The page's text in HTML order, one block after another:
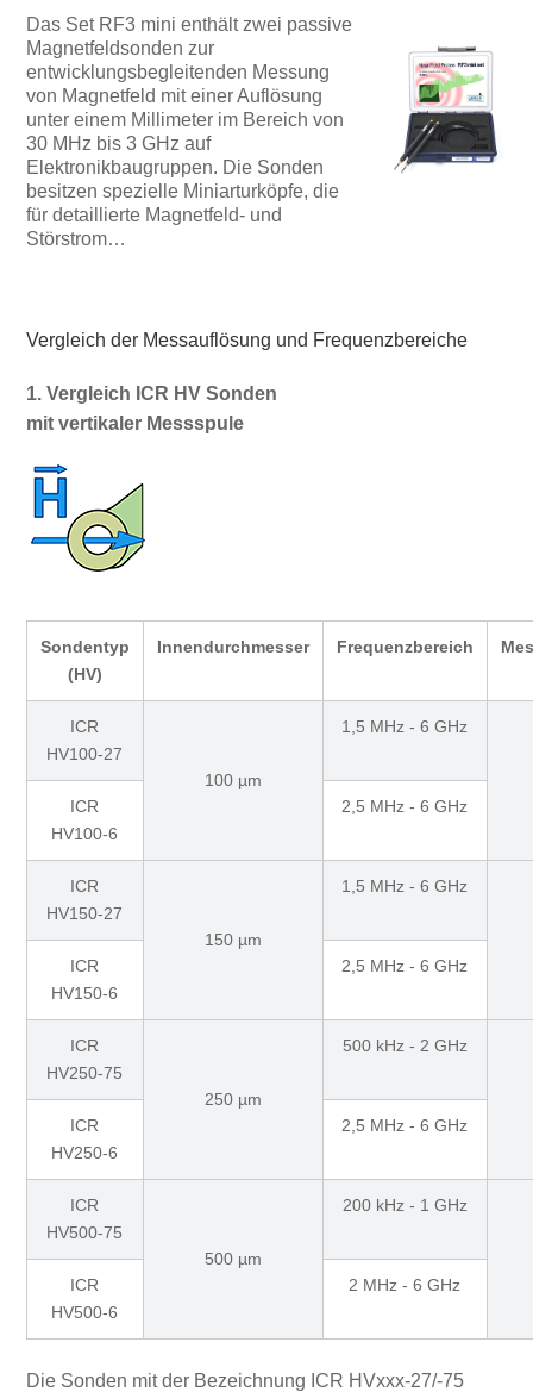
Das Set RF3 mini enthält zwei passive
Magnetfeldsonden zur
entwicklungsbegleitenden Messung
von Magnetfeld mit einer Auflösung
unter einem Millimeter im Bereich von
30 MHz bis 3 GHz auf
Elektronikbaugruppen. Die Sonden
besitzen spezielle Miniarturköpfe, die
für detaillierte Magnetfeld- und
Störstrom…
Vergleich der Messauflösung und Frequenzbereiche
1. Vergleich ICR HV Sonden
mit vertikaler Messspule
Sondentyp
(HV)
Innendurchmesser Frequenzbereich
ICR
HV100-27
100 µm
1,5 MHz - 6 GHz
ICR
HV100-6
2,5 MHz - 6 GHz
ICR
HV150-27
150 µm
1,5 MHz - 6 GHz
ICR
HV150-6
2,5 MHz - 6 GHz
ICR
HV250-75
250 µm
500 kHz - 2 GHz
ICR
HV250-6
2,5 MHz - 6 GHz
ICR
HV500-75
500 µm
200 kHz - 1 GHz
ICR
HV500-6
2 MHz - 6 GHz
Die Sonden mit der Bezeichnung ICR HVxxx-27/-75